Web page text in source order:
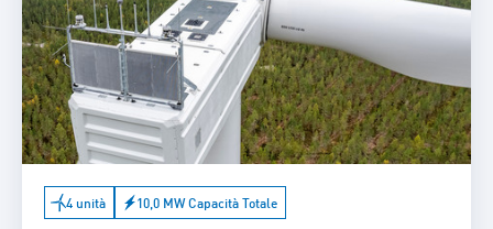
4 unità 10,0 MW Capacità Totale